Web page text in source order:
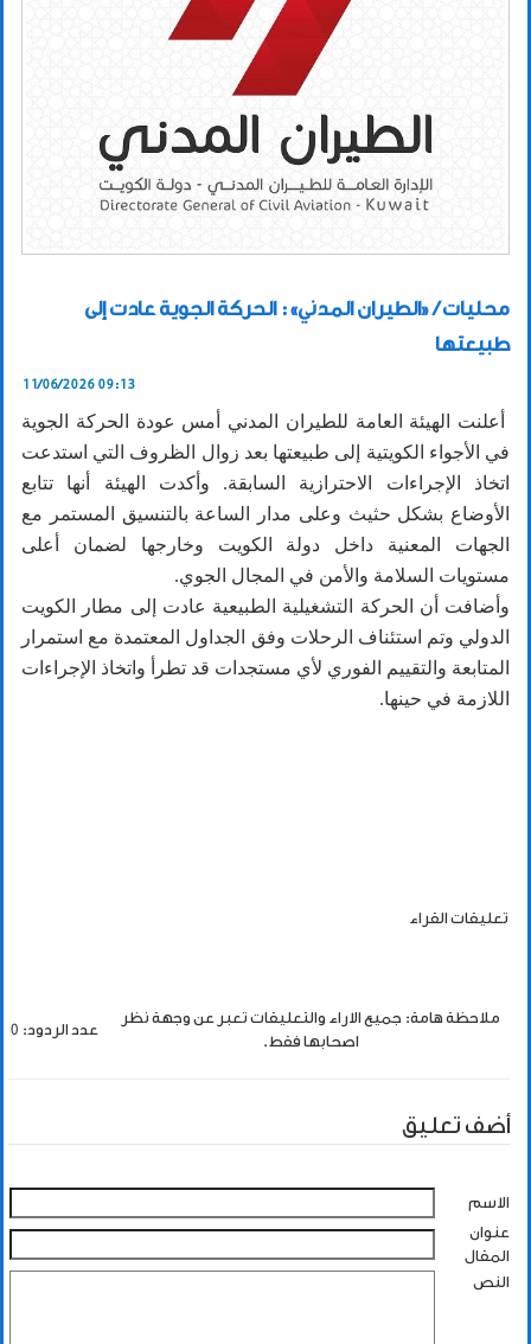
محليات / «الطيران المدني»: الحركة الجوية عادت إلى
طبيعتها
11/06/2026 09:13
أعلنت الهيئة العامة للطيران المدني أمس عودة الحركة الجوية
في الأجواء الكويتية إلى طبيعتها بعد زوال الظروف التي استدعت
اتخاذ الإجراءات الاحترازية السابقة. وأكدت الهيئة أنها تتابع
الأوضاع بشكل حثيث وعلى مدار الساعة بالتنسيق المستمر مع
الجهات المعنية داخل دولة الكويت وخارجها لضمان أعلى
مستويات السلامة والأمن في المجال الجوي.
وأضافت أن الحركة التشغيلية الطبيعية عادت إلى مطار الكويت
الدولي وتم استئناف الرحلات وفق الجداول المعتمدة مع استمرار
المتابعة والتقييم الفوري لأي مستجدات قد تطرأ واتخاذ الإجراءات
اللازمة في حينها.
تعليقات القراء
ملاحظة هامة: جميع الاراء والتعليقات تعبر عن وجهة نظر
اصحابها فقط.
عدد الردود: 0
أضف تعليق
الاسم
عنوان
المقال
النص